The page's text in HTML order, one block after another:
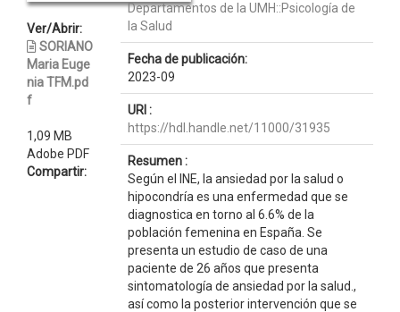
Ver/Abrir:
SORIANO
Maria Euge
nia TFM.pd
f
1,09 MB
Adobe PDF
Compartir:
Departamentos de la UMH::Psicología de
la Salud
Fecha de publicación:
2023-09
URI :
https://hdl.handle.net/11000/31935
Resumen :
Según el INE, la ansiedad por la salud o
hipocondría es una enfermedad que se
diagnostica en torno al 6.6% de la
población femenina en España. Se
presenta un estudio de caso de una
paciente de 26 años que presenta
sintomatología de ansiedad por la salud.,
así como la posterior intervención que se